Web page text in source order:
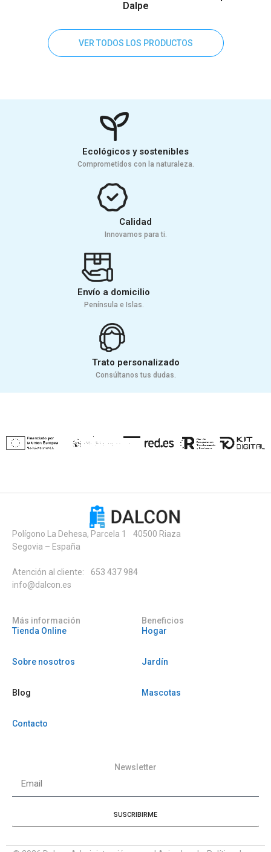
Dalpe
VER TODOS LOS PRODUCTOS
Ecológicos y sostenibles
Comprometidos con la naturaleza.
Calidad
Innovamos para ti.
Envío a domicilio
Península e Islas.
Trato personalizado
Consúltanos tus dudas.
Polígono La Dehesa, Parcela 1 40500 Riaza
Segovia – España
Atención al cliente: 653 437 984
info@dalcon.es
Más información
Tienda Online
Sobre nosotros
Blog
Contacto
Beneficios
Hogar
Jardín
Mascotas
Newsletter
SUSCRIBIRME